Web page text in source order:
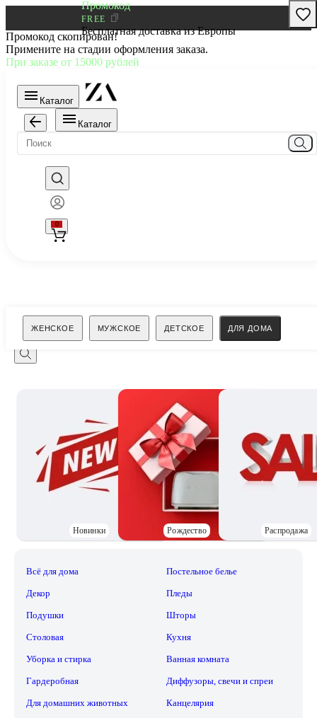
Промокод
FREE
Бесплатная доставка из Европы
Промокод скопирован!
Примените на стадии оформления заказа.
При заказе от 15000 рублей
Каталог
Каталог
0
ЖЕНСКОЕ МУЖСКОЕ ДЕТСКОЕ ДЛЯ ДОМА
Поиск
Новинки Рождество Распродажа
Всё для дома Постельное белье
Декор Пледы
Подушки Шторы
Столовая Кухня
Уборка и стирка Ванная комната
Гардеробная Диффузоры, свечи и спреи
Для домашних животных Канцелярия